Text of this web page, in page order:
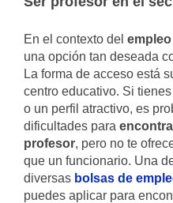
En el contexto del
una opción tan deseada
La forma de acceso está
centro educativo. Si tienes
o un perfil atractivo, es
dificultades para
profesor, pero no te
que un funcionario. Una
diversas bolsas de
puedes aplicar para